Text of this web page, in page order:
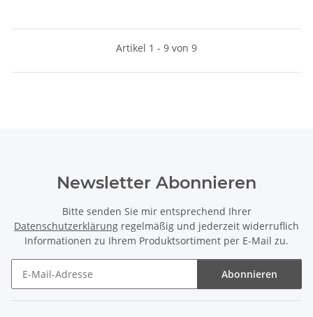
Artikel 1 - 9 von 9
Newsletter Abonnieren
Bitte senden Sie mir entsprechend Ihrer
Datenschutzerklärung regelmäßig und jederzeit widerruflich
Informationen zu Ihrem Produktsortiment per E-Mail zu.
Abonnieren